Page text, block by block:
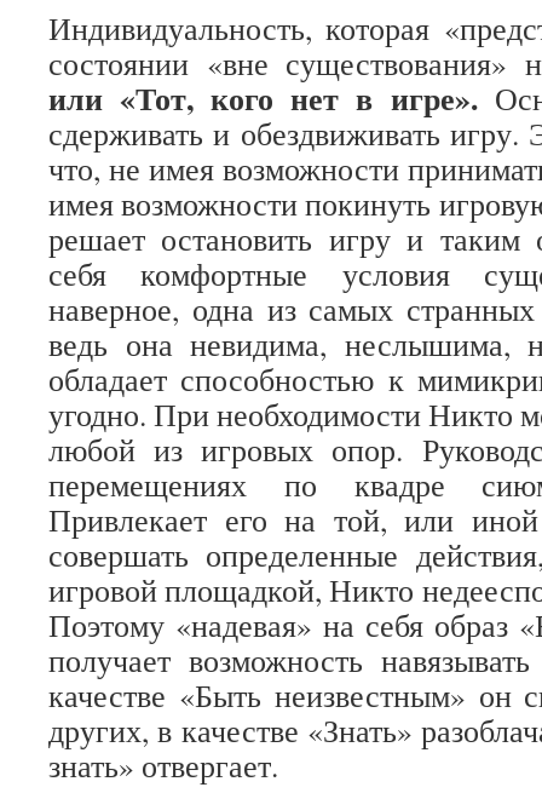
Индивидуальность, которая
состоянии «вне существования»
или «Тот, кого нет в игре».
сдерживать и обездвиживать игру.
что, не имея возможности
имея возможности покинуть
решает остановить игру и таким
себя комфортные условия
наверное, одна из самых
ведь она невидима, неслышима,
обладает способностью к
угодно. При необходимости Никто
любой из игровых опор.
перемещениях по квадре
Привлекает его на той, или
совершать определенные
игровой площадкой, Никто
Поэтому «надевая» на себя образ
получает возможность
качестве «Быть неизвестным» он
других, в качестве «Знать»
знать» отвергает.